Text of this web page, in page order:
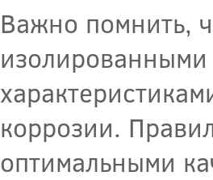
Важно помнить,
коррозии.
оптимальными